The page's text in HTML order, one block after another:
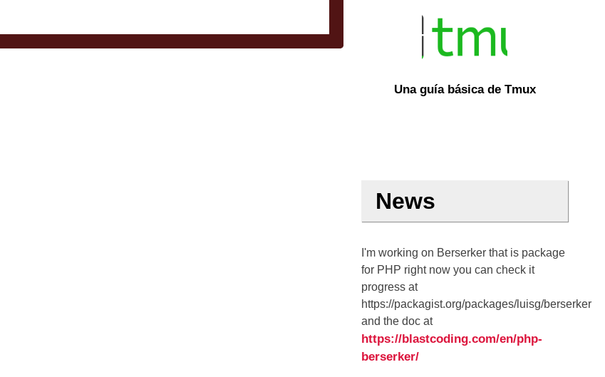
Una guía básica de Tmux
News
I'm working on Berserker that is package
for PHP right now you can check it
progress at
https://packagist.org/packages/luisg/berserker
and the doc at
https://blastcoding.com/en/php-
berserker/